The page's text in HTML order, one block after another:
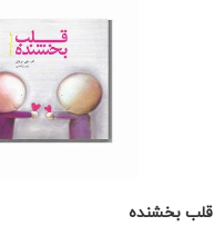
قلب بخشنده